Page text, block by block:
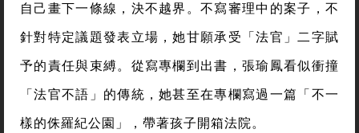
自己畫下一條線，決不越界。不寫審理中的案子，不
針對特定議題發表立場，她甘願承受「法官」二字賦
予的責任與束縛。從寫專欄到出書，張瑜鳳看似衝撞
「法官不語」的傳統，她甚至在專欄寫過一篇「不一
樣的侏羅紀公園」，帶著孩子開箱法院。